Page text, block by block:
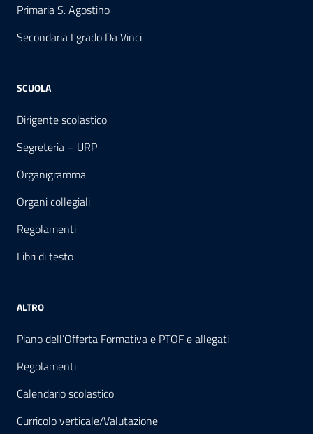
Primaria S. Agostino
Secondaria I grado Da Vinci
SCUOLA
Dirigente scolastico
Segreteria – URP
Organigramma
Organi collegiali
Regolamenti
Libri di testo
ALTRO
Piano dell’Offerta Formativa e PTOF e allegati
Regolamenti
Calendario scolastico
Curricolo verticale/Valutazione